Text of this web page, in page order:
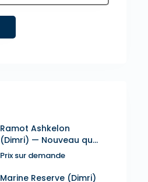
Ramot Ashkelon
(Dimri) — Nouveau qu...
Prix sur demande
Marine Reserve (Dimri)